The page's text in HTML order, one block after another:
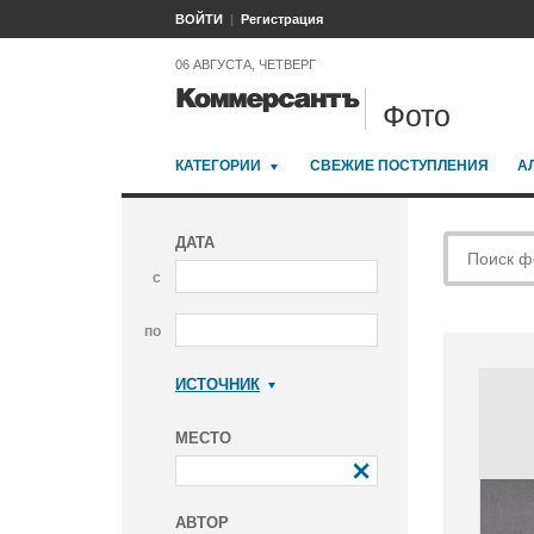
ВОЙТИ Регистрация
06 АВГУСТА, ЧЕТВЕРГ
Фото
КАТЕГОРИИ СВЕЖИЕ ПОСТУПЛЕНИЯ
ДАТА
с
по
ИСТОЧНИК
МЕСТО
АВТОР